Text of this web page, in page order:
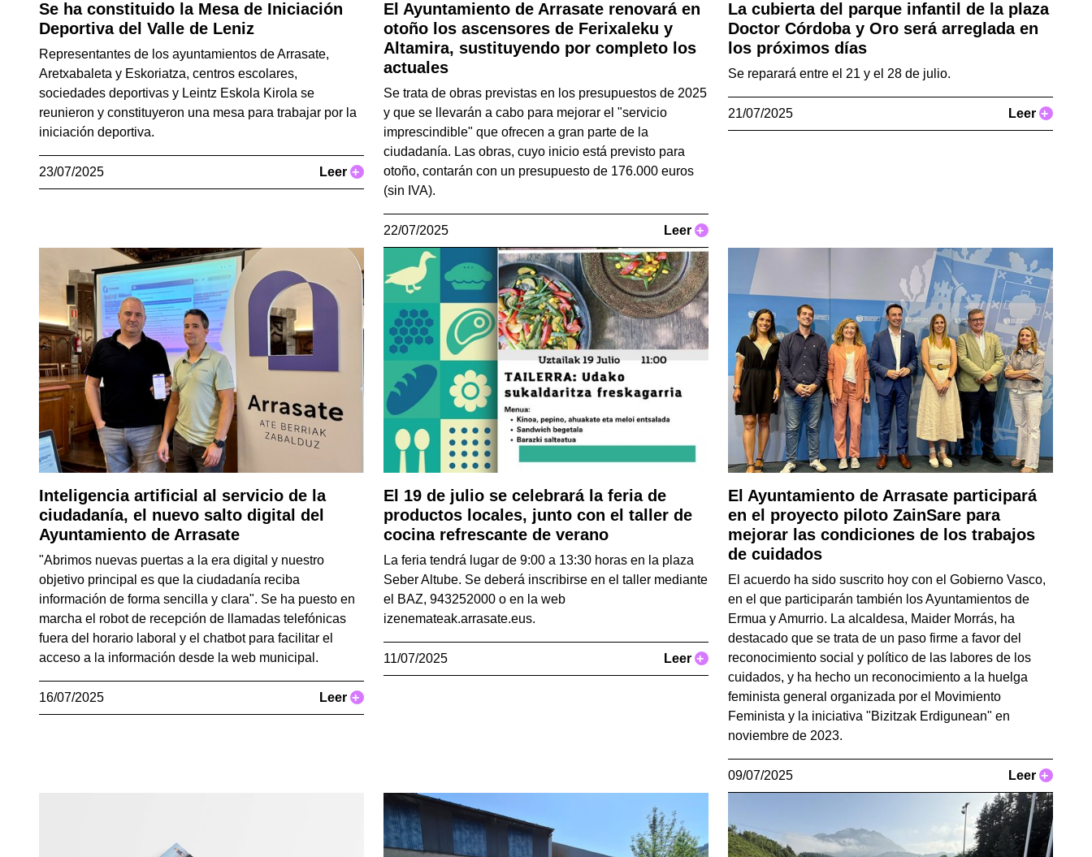
Se ha constituido la Mesa de Iniciación
Deportiva del Valle de Leniz
Representantes de los ayuntamientos de Arrasate,
Aretxabaleta y Eskoriatza, centros escolares,
sociedades deportivas y Leintz Eskola Kirola se
reunieron y constituyeron una mesa para trabajar por la
iniciación deportiva.
23/07/2025 Leer +
El Ayuntamiento de Arrasate renovará en
otoño los ascensores de Ferixaleku y
Altamira, sustituyendo por completo los
actuales
Se trata de obras previstas en los presupuestos de 2025
y que se llevarán a cabo para mejorar el "servicio
imprescindible" que ofrecen a gran parte de la
ciudadanía. Las obras, cuyo inicio está previsto para
otoño, contarán con un presupuesto de 176.000 euros
(sin IVA).
22/07/2025 Leer +
La cubierta del parque infantil de la plaza
Doctor Córdoba y Oro será arreglada en
los próximos días
Se reparará entre el 21 y el 28 de julio.
21/07/2025 Leer +
Inteligencia artificial al servicio de la
ciudadanía, el nuevo salto digital del
Ayuntamiento de Arrasate
"Abrimos nuevas puertas a la era digital y nuestro
objetivo principal es que la ciudadanía reciba
información de forma sencilla y clara". Se ha puesto en
marcha el robot de recepción de llamadas telefónicas
fuera del horario laboral y el chatbot para facilitar el
acceso a la información desde la web municipal.
16/07/2025 Leer +
El 19 de julio se celebrará la feria de
productos locales, junto con el taller de
cocina refrescante de verano
La feria tendrá lugar de 9:00 a 13:30 horas en la plaza
Seber Altube. Se deberá inscribirse en el taller mediante
el BAZ, 943252000 o en la web
izenemateak.arrasate.eus.
11/07/2025 Leer +
El Ayuntamiento de Arrasate participará
en el proyecto piloto ZainSare para
mejorar las condiciones de los trabajos
de cuidados
El acuerdo ha sido suscrito hoy con el Gobierno Vasco,
en el que participarán también los Ayuntamientos de
Ermua y Amurrio. La alcaldesa, Maider Morrás, ha
destacado que se trata de un paso firme a favor del
reconocimiento social y político de las labores de los
cuidados, y ha hecho un reconocimiento a la huelga
feminista general organizada por el Movimiento
Feminista y la iniciativa "Bizitzak Erdigunean" en
noviembre de 2023.
09/07/2025 Leer +